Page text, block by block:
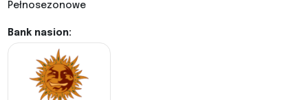
Pełnosezonowe
Bank nasion: